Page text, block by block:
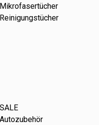
Mikrofasertücher
Reinigungstücher
SALE
Autozubehör